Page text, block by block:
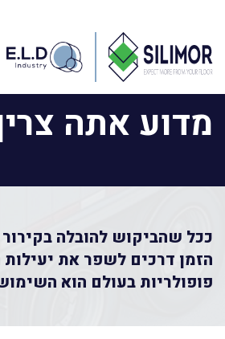
דף הבית »מאמרים מקצועיים»
מדוע אתה
ככל שהביקוש להובלה
הזמן דרכים לשפר את
פופולריות בעולם הוא